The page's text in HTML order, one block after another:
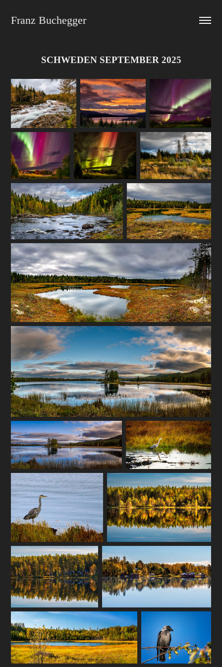
Franz Buchegger
SCHWEDEN SEPTEMBER 2025